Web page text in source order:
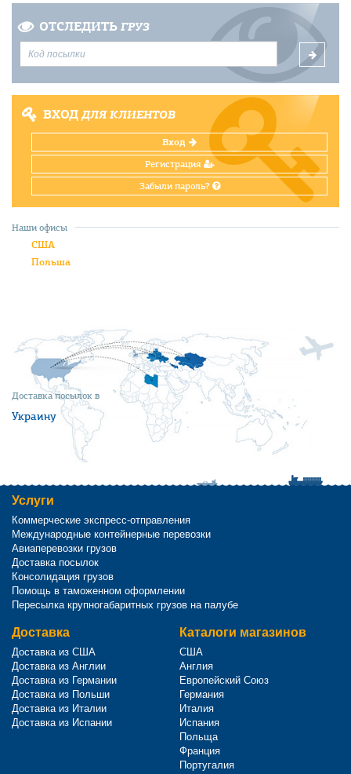
ОТСЛЕДИТЬ ГРУЗ
ВХОДДЛЯ КЛИЕНТОВ
Вход
Регистрация
Забыли пароль?
Доставка посылок в
Украину
Наши офисы
США
Польша
Услуги
Коммерческие экспресс-отправления
Международные контейнерные перевозки
Авиаперевозки грузов
Доставка посылок
Консолидация грузов
Помощь в таможенном оформлении
Пересылка крупногабаритных грузов на палубе
Доставка
Доставка из США
Доставка из Англии
Доставка из Германии
Доставка из Польши
Доставка из Италии
Доставка из Испании
Каталоги магазинов
США
Англия
Европейский Союз
Германия
Италия
Испания
Польща
Франция
Португалия